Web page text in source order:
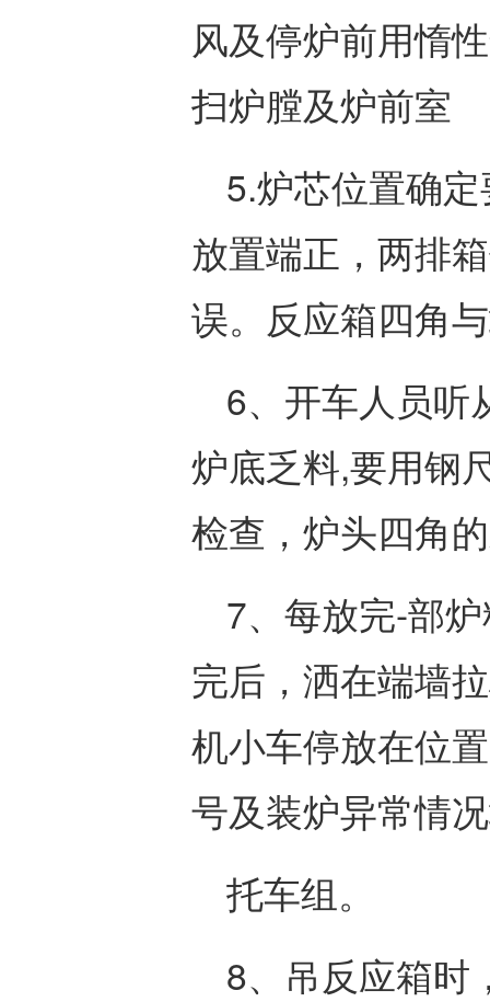
风及停炉前用惰
扫炉膛及炉前室
5.炉芯位置确
放置端正，两排
误。反应箱四角
6、开车人员听
炉底乏料,要用钢
检查，炉头四角
7、每放完-部
完后，洒在端墙
机小车停放在位
号及装炉异常情
托车组。
8、吊反应箱时